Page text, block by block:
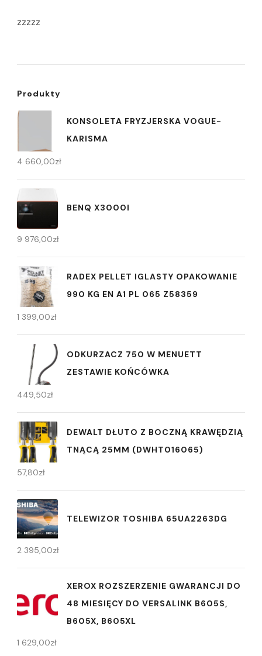
zzzzz
Produkty
KONSOLETA FRYZJERSKA VOGUE-
KARISMA
4 660,00zł
BENQ X3000I
9 976,00zł
RADEX PELLET IGLASTY OPAKOWANIE
990 KG EN A1 PL 065 Z58359
1 399,00zł
ODKURZACZ 750 W MENUETT
ZESTAWIE KOŃCÓWKA
449,50zł
DEWALT DŁUTO Z BOCZNĄ KRAWĘDZIĄ
TNĄCĄ 25MM (DWHT016065)
57,80zł
TELEWIZOR TOSHIBA 65UA2263DG
2 395,00zł
XEROX ROZSZERZENIE GWARANCJI DO
48 MIESIĘCY DO VERSALINK B605S,
B605X, B605XL
1 629,00zł